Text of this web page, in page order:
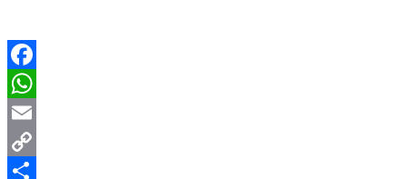
Facebook
WhatsApp
Email
Copy